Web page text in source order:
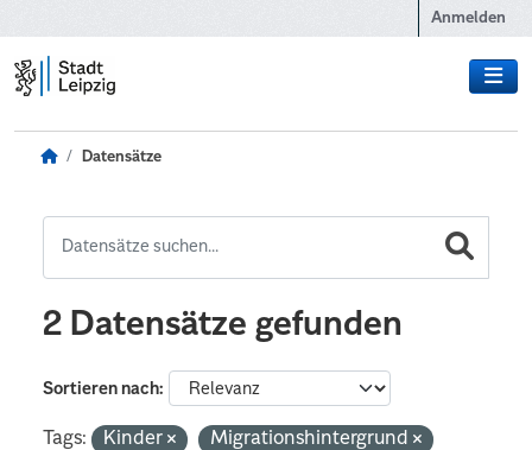
Anmelden
Datensätze
2 Datensätze gefunden
Sortieren nach
Tags: Kinder
Migrationshintergrund